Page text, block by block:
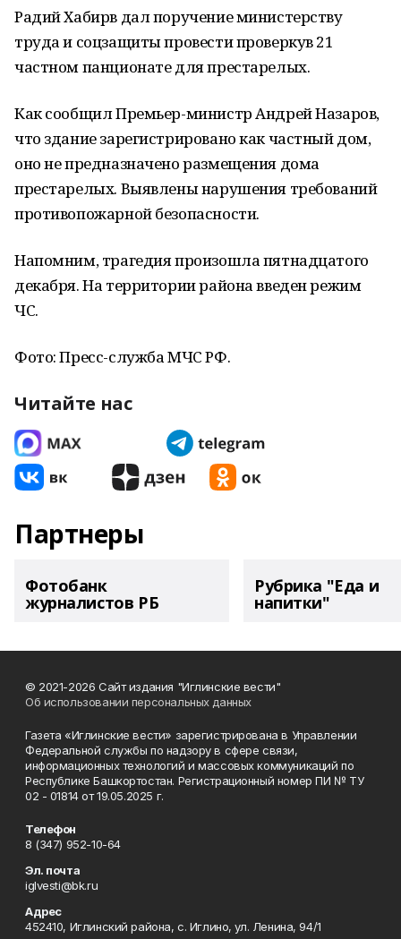
Радий Хабирв дал поручение министерству
труда и соцзащиты провести проверкув 21
частном панционате для престарелых.
Как сообщил Премьер-министр Андрей Назаров,
что здание зарегистрировано как частный дом,
оно не предназначено размещения дома
престарелых. Выявлены нарушения требований
противопожарной безопасности.
Напомним, трагедия произошла пятнадцатого
декабря. На территории района введен режим
ЧС.
Фото: Пресс-служба МЧС РФ.
Читайте нас
Партнеры
Фотобанк
журналистов РБ
Рубрика "Еда и
напитки"
© 2021-2026 Сайт издания "Иглинские вести"
Об использовании персональных данных
Газета «Иглинские вести» зарегистрирована в Управлении
Федеральной службы по надзору в сфере связи,
информационных технологий и массовых коммуникаций по
Республике Башкортостан. Регистрационный номер ПИ № ТУ
02 - 01814 от 19.05.2025 г.
Телефон
8 (347) 952-10-64
Эл. почта
iglvesti@bk.ru
Адрес
452410, Иглинский района, с. Иглино, ул. Ленина, 94/1